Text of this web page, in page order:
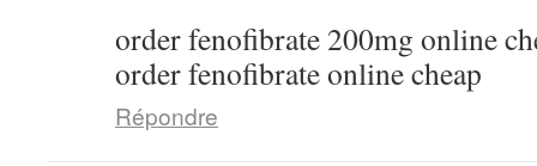
order fenofibrate 200mg online
order fenofibrate online cheap
Répondre